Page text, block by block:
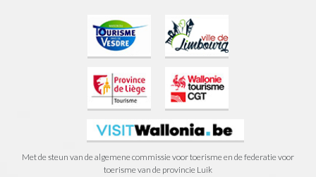
Met de steun van de algemene commissie voor toerisme en de federatie voor
toerisme van de provincie Luik